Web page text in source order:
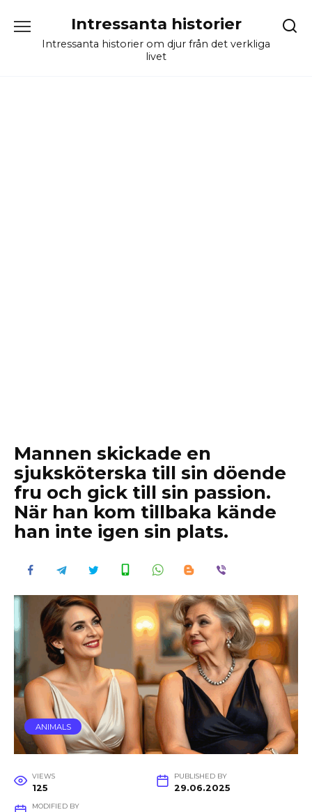
content
Intressanta historier
Intressanta historier om djur från det verkliga
livet
Mannen skickade en
sjuksköterska till sin döende
fru och gick till sin passion.
När han kom tillbaka kände
han inte igen sin plats.
ANIMALS
VIEWS
125
PUBLISHED BY
29.06.2025
MODIFIED BY